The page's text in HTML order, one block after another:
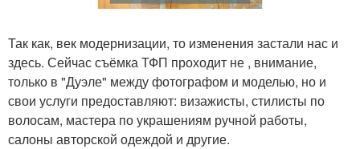
Так как, век модернизации, то изменения застали нас и
здесь. Сейчас съёмка ТФП проходит не , внимание,
только в "Дуэле" между фотографом и моделью, но и
свои услуги предоставляют: визажисты, стилисты по
волосам, мастера по украшениям ручной работы,
салоны авторской одеждой и другие.